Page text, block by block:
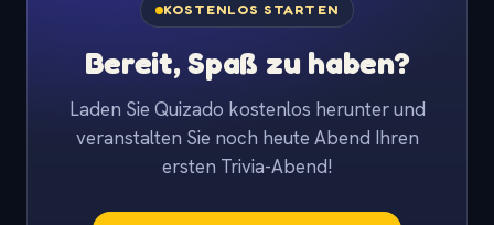
KOSTENLOS STARTEN
Bereit, Spaß zu haben?
Laden Sie Quizado kostenlos herunter und
veranstalten Sie noch heute Abend Ihren
ersten Trivia-Abend!